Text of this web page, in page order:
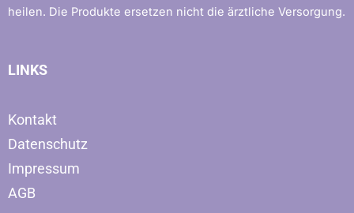
heilen. Die Produkte ersetzen nicht die ärztliche Versorgung.
LINKS
Kontakt
Datenschutz
Impressum
AGB